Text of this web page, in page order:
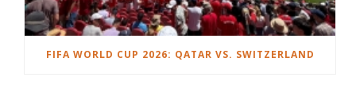
FIFA WORLD CUP 2026: QATAR VS. SWITZERLAND